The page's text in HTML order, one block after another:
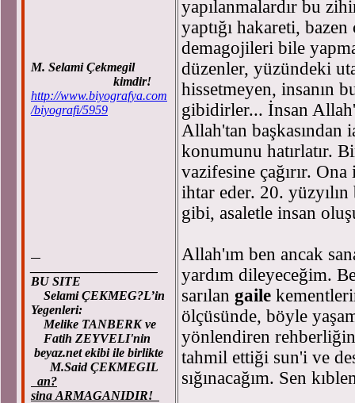
M. Selami Çekmegil
kimdir!
http://www.biyografya.com
/biyografi/5959
BU SITE
Selami ÇEKMEG?L’in
Yegenleri:
Melike TANBERK ve
Fatih ZEYVELI'nin
beyaz.net ekibi ile birlikte
M.Said ÇEKMEGIL
an?
sina ARMAGANIDIR!
yapılanmalardır bu
yaptığı hakareti,
demagojileri bile
düzenler, yüzündeki
hissetmeyen, insanın
gibidirler... İnsan
Allah'tan başkasından
konumunu hatırlatır.
vazifesine çağırır.
ihtar eder. 20.
gibi, asaletle insan
Allah'ım ben ancak
yardım dileyeceğim.
sarılan gaile
ölçüsünde, böyle
yönlendiren
tahmil ettiği sun'i ve
sığınacağım. Sen